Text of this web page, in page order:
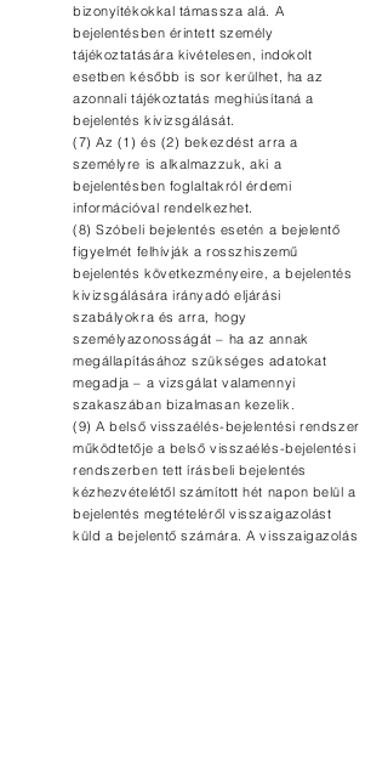
bizonyítékokkal támassza alá. A
bejelentésben érintett személy
tájékoztatására kivételesen, indokolt
esetben később is sor kerülhet, ha az
azonnali tájékoztatás meghiúsítaná a
bejelentés kivizsgálását.
(7) Az (1) és (2) bekezdést arra a
személyre is alkalmazzuk, aki a
bejelentésben foglaltakról érdemi
információval rendelkezhet.
(8) Szóbeli bejelentés esetén a bejelentő
figyelmét felhívják a rosszhiszemű
bejelentés következményeire, a bejelentés
kivizsgálására irányadó eljárási
szabályokra és arra, hogy
személyazonosságát – ha az annak
megállapításához szükséges adatokat
megadja – a vizsgálat valamennyi
szakaszában bizalmasan kezelik.
(9) A belső visszaélés-bejelentési rendszer
működtetője a belső visszaélés-bejelentési
rendszerben tett írásbeli bejelentés
kézhezvételétől számított hét napon belül a
bejelentés megtételéről visszaigazolást
küld a bejelentő számára. A visszaigazolás